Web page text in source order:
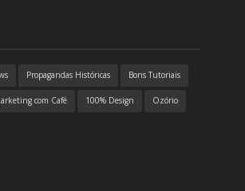
Propagandas Históricas Bons Tutoriais
com Café 100% Design Ozório